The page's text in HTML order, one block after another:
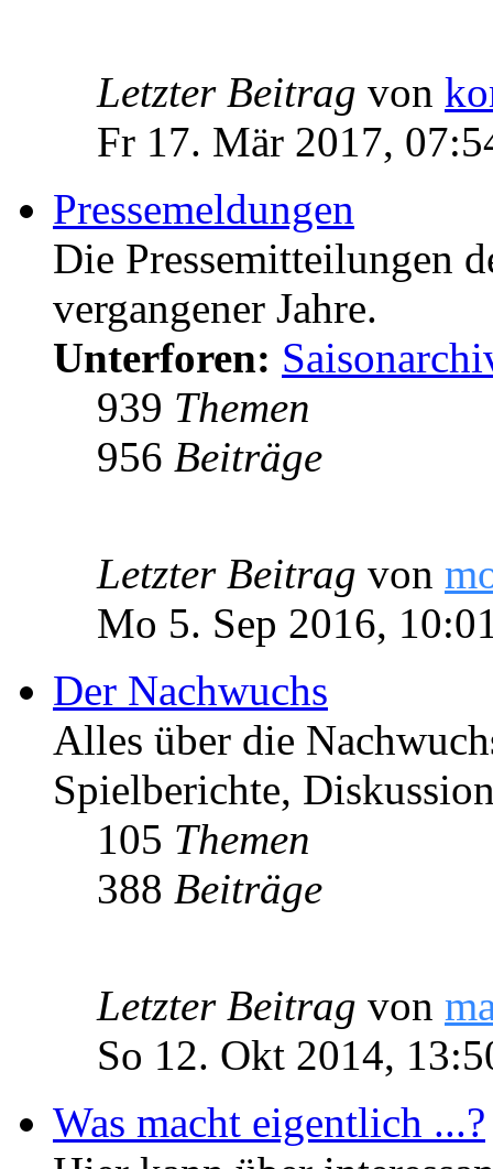
Letzter Beitrag von
Fr 17. Mär 2017,
Pressemeldungen
Die Pressemitteilungen
vergangener Jahre.
Unterforen:
939 Themen
956 Beiträge
Letzter Beitrag von
Mo 5. Sep 2016,
Der Nachwuchs
Alles über die
Spielberichte,
105 Themen
388 Beiträge
Letzter Beitrag von
So 12. Okt 2014,
Was macht eigentlich ...?